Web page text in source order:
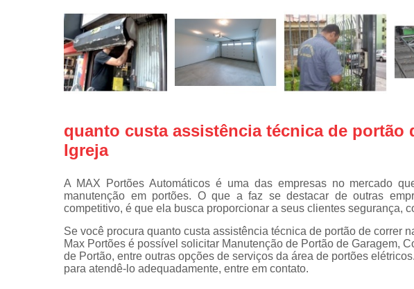
eletromagnética
de portão
quanto custa assistência técnica de portão
Igreja
A MAX Portões Automáticos é uma das empresas no mercado
manutenção em portões. O que a faz se destacar de outras
competitivo, é que ela busca proporcionar a seus clientes segurança,
Se você procura quanto custa assistência técnica de portão de correr
Max Portões é possível solicitar Manutenção de Portão de Garagem,
de Portão, entre outras opções de serviços da área de portões
para atendê-lo adequadamente, entre em contato.